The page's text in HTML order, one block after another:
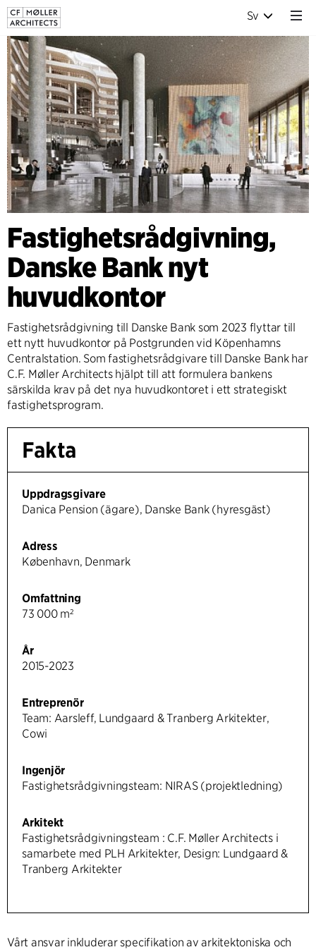
Sv
Fastighetsrådgivning,
Danske Bank nyt
huvudkontor
Fastighetsrådgivning till Danske Bank som 2023 flyttar till
ett nytt huvudkontor på Postgrunden vid Köpenhamns
Centralstation. Som fastighetsrådgivare till Danske Bank har
C.F. Møller Architects hjälpt till att formulera bankens
särskilda krav på det nya huvudkontoret i ett strategiskt
fastighetsprogram.
Fakta
Uppdragsgivare
Danica Pension (ägare), Danske Bank (hyresgäst)
Adress
København, Denmark
Omfattning
73 000 m²
År
2015-2023
Entreprenör
Team: Aarsleff, Lundgaard & Tranberg Arkitekter,
Cowi
Ingenjör
Fastighetsrådgivningsteam: NIRAS (projektledning)
Arkitekt
Fastighetsrådgivningsteam : C.F. Møller Architects i
samarbete med PLH Arkitekter, Design: Lundgaard &
Tranberg Arkitekter
Vårt ansvar inkluderar specifikation av arkitektoniska och